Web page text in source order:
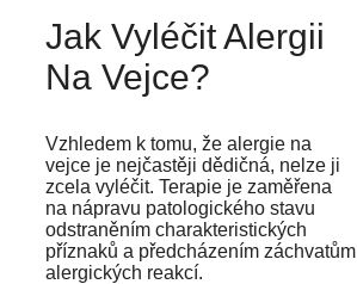
Jak Vyléčit Alergii
Na Vejce?
Vzhledem k tomu, že alergie na
vejce je nejčastěji dědičná, nelze ji
zcela vyléčit. Terapie je zaměřena
na nápravu patologického stavu
odstraněním charakteristických
příznaků a předcházením záchvatům
alergických reakcí.